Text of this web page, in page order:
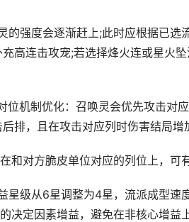
度会逐渐赶上;此时应根据已选
高连击攻宠;若选择烽火连或星火
制优化：召唤灵会优先攻击对应
排，且在攻击对应列时伤害结局增
方脆皮单位对应的列位上，可有
从6星调整为4星，流派成型速
决定因素增益，避免在非核心增益